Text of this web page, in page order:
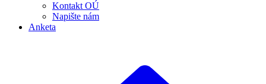
Kontakt OÚ
Napište nám
Anketa